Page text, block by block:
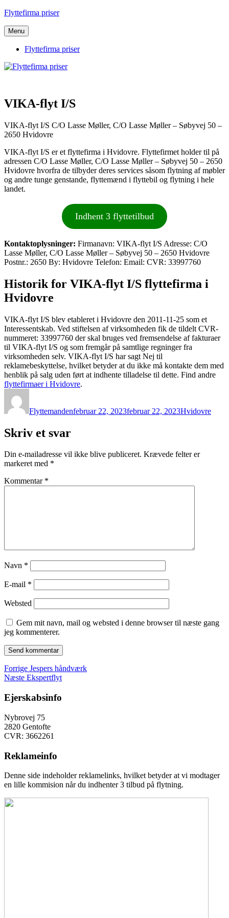
Videre
indhold
Flyttefirma priser
Menu
Flyttefirma priser
VIKA-flyt I/S
VIKA-flyt I/S C/O Lasse Møller, C/O Lasse Møller – Søbyvej 50 –
2650 Hvidovre
VIKA-flyt I/S er et flyttefirma i Hvidovre. Flyttefirmet holder til på
adressen C/O Lasse Møller, C/O Lasse Møller – Søbyvej 50 – 2650
Hvidovre hvorfra de tilbyder deres services såsom flytning af møbler
og andre tunge genstande, flyttemænd i flyttebil og flytning i hele
landet.
Indhent 3 flyttetilbud
Kontaktoplysninger: Firmanavn: VIKA-flyt I/S Adresse: C/O
Lasse Møller, C/O Lasse Møller – Søbyvej 50 – 2650 Hvidovre
Postnr.: 2650 By: Hvidovre Telefon: Email: CVR: 33997760
Historik for VIKA-flyt I/S flyttefirma i
Hvidovre
VIKA-flyt I/S blev etableret i Hvidovre den 2011-11-25 som et
Interessentskab. Ved stiftelsen af virksomheden fik de tildelt CVR-
nummeret: 33997760 der skal bruges ved fremsendelse af fakturaer
til VIKA-flyt I/S og som fremgår på samtlige regninger fra
virksomheden selv. VIKA-flyt I/S har sagt Nej til
reklamebeskyttelse, hvilket betyder at du ikke må kontakte dem med
henblik på salg uden ført at indhente tilladelse til dette. Find andre
flyttefirmaer i Hvidovre.
Flyttemandenfebruar 22, 2023februar 22, 2023Hvidovre
Skriv et svar
Din e-mailadresse vil ikke blive publiceret. Krævede felter er
markeret med *
Kommentar *
Navn *
E-mail *
Websted
Gem mit navn, mail og websted i denne browser til næste gang
jeg kommenterer.
Indlægsnavigation
Forrige Forrige
indlæg:
Jespers håndværk
Næste Næste
Ekspertflyt
Ejerskabsinfo
Nybrovej 75
2820 Gentofte
CVR: 3662261
Reklameinfo
Denne side indeholder reklamelinks, hvilket betyder at vi modtager
en lille kommision når du indhenter 3 tilbud på flytning.